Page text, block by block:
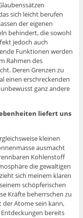
sich leicht berufen
der eigenen
behindert, die sowohl
jedoch auch
Funktionen werden
Rahmen des
Deren Grenzen zu
einen erschreckenden
ganz andere
liefert uns
kleinen
ausmacht
Kohlenstoff
die gewaltigen
sich meinem klaren
schöpferischen
Kräfte beherrschen zu
der Atome sein kann,
bereits